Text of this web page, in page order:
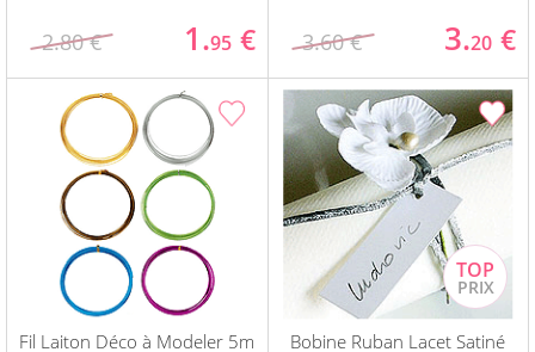
2.80 € 1.95 € 3.60 € 3.20 €
Fil Laiton Déco à Modeler 5m
Bobine Ruban Lacet Satiné